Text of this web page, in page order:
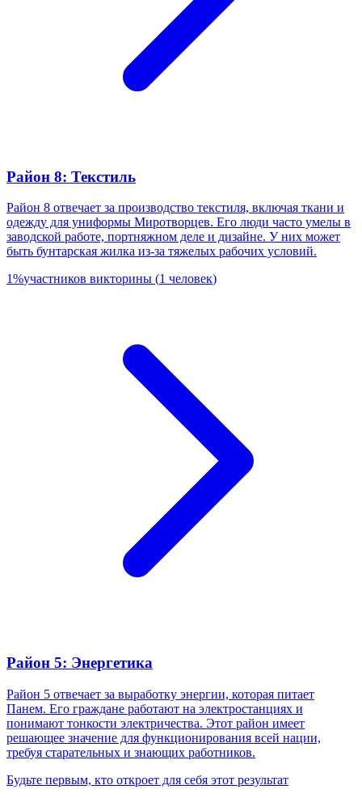
Район 8: Текстиль
Район 8 отвечает за производство текстиля, включая ткани и
одежду для униформы Миротворцев. Его люди часто умелы в
заводской работе, портняжном деле и дизайне. У них может
быть бунтарская жилка из-за тяжелых рабочих условий.
1%участников викторины (1 человек)
Район 5: Энергетика
Район 5 отвечает за выработку энергии, которая питает
Панем. Его граждане работают на электростанциях и
понимают тонкости электричества. Этот район имеет
решающее значение для функционирования всей нации,
требуя старательных и знающих работников.
Будьте первым, кто откроет для себя этот результат